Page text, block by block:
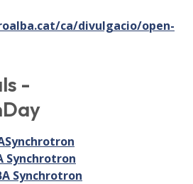
ca/divulgacio/open-
-
Synchrotron
Synchrotron